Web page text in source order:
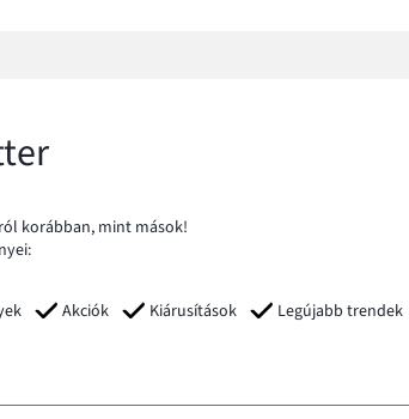
korábban, mint mások!
Akciók Kiárusítások Legújabb trendek